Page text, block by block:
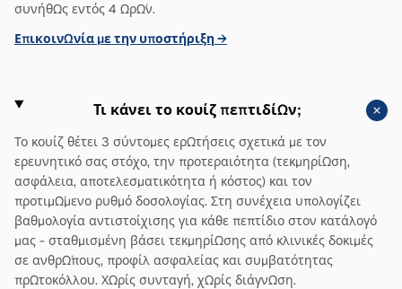
συνήθως εντός 4 ωρών.
Επικοινωνία με την υποστήριξη→
Τι κάνει το κουίζ πεπτιδίων;
Το κουίζ θέτει 3 σύντομες ερωτήσεις σχετικά με τον
ερευνητικό σας στόχο, την προτεραιότητα (τεκμηρίωση,
ασφάλεια, αποτελεσματικότητα ή κόστος) και τον
προτιμώμενο ρυθμό δοσολογίας. Στη συνέχεια υπολογίζει
βαθμολογία αντιστοίχισης για κάθε πεπτίδιο στον κατάλογό
μας - σταθμισμένη βάσει τεκμηρίωσης από κλινικές δοκιμές
σε ανθρώπους, προφίλ ασφαλείας και συμβατότητας
πρωτοκόλλου. Χωρίς συνταγή, χωρίς διάγνωση.